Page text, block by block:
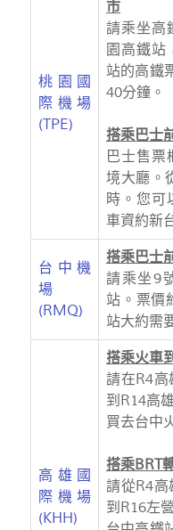
桃園國
際機場
(TPE)
市
請乘坐高
園高鐵站
站的高鐵
40分鐘。
搭乘巴士
巴士售票
境大廳。
時。您可
車資約新
台中機
場
(RMQ)
搭乘巴士
請乘坐9
站。票價
站大約需
高雄國
際機場
(KHH)
搭乘火車
請在R4
到R14高
買去台中
搭乘BRT
請從R4
到R16左